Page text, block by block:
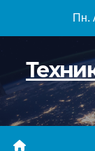
Пн.